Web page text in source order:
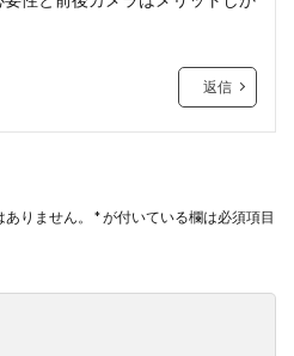
返信
りません。 *が付いている欄は必須項目